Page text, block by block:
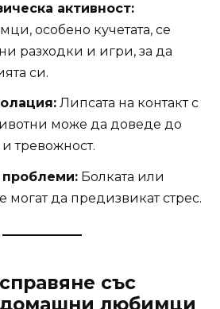
активност:
особено кучетата, се
разходки и игри, за да
си.
Липсата на контакт с
може да доведе до
тревожност.
Болката или
могат да предизвикат стрес.
със
домашни любимци